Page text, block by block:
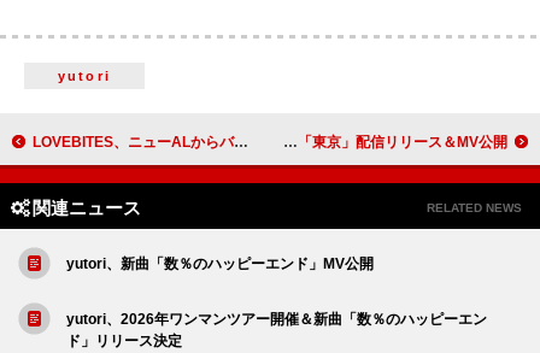
yutori
LOVEBITES、ニューALからバンド史上最速曲「リーパーズ・ララバイ」先行配信開始 荒谷翔大、2026年第1弾SG「東京」配信リリース＆MV公開
関連ニュース RELATED NEWS
yutori、新曲「数％のハッピーエンド」MV公開
yutori、2026年ワンマンツアー開催＆新曲「数％のハッピーエン
ド」リリース決定